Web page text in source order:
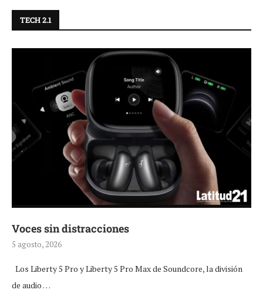
TECH 2.1
Voces sin distracciones
5 agosto, 2026
Los Liberty 5 Pro y Liberty 5 Pro Max de Soundcore, la división
de audio …